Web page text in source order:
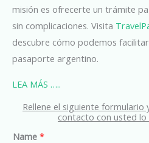
misión es ofrecerte un trámite
sin complicaciones. Visita
descubre cómo podemos
pasaporte argentino.
LEA MÁS …..
Rellene el siguiente formulario
contacto con usted lo
Name *